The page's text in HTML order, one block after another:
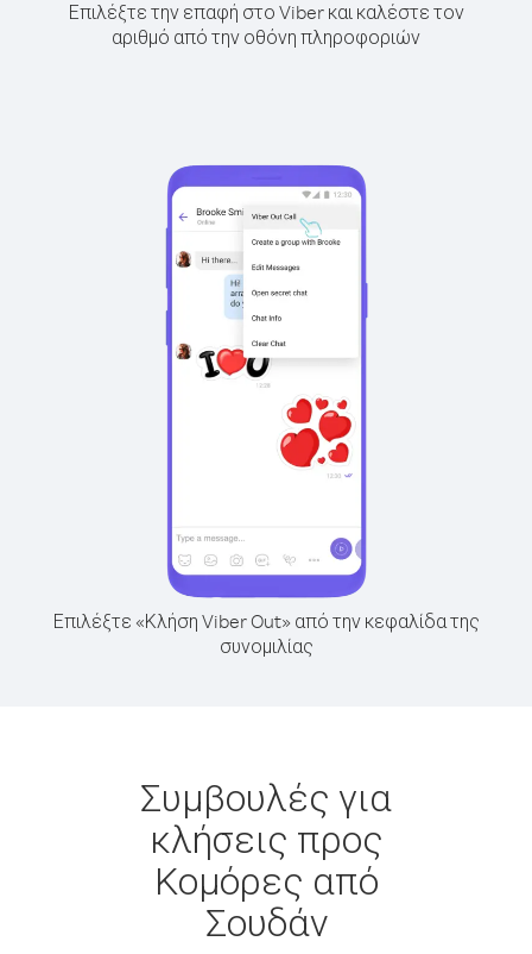
Επιλέξτε την επαφή στο Viber και καλέστε τον
αριθμό από την οθόνη πληροφοριών
Επιλέξτε «Κλήση Viber Out» από την κεφαλίδα της
συνομιλίας
Συμβουλές για
κλήσεις προς
Κομόρες από
Σουδάν